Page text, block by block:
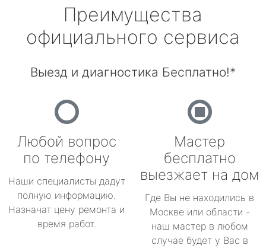
Преимущества
официального сервиса
Выезд и диагностика Бесплатно!*
Любой вопрос
по телефону
Наши специалисты дадут
полную информацию.
Назначат цену ремонта и
время работ.
Мастер
бесплатно
выезжает на дом
Где Вы не находились в
Москве или области -
наш мастер в любом
случае будет у Вас в